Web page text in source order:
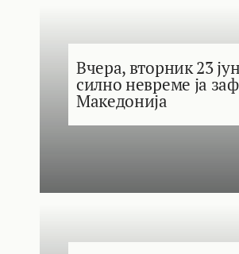
Вчера, вторник 23
силно невреме ја
Македонија